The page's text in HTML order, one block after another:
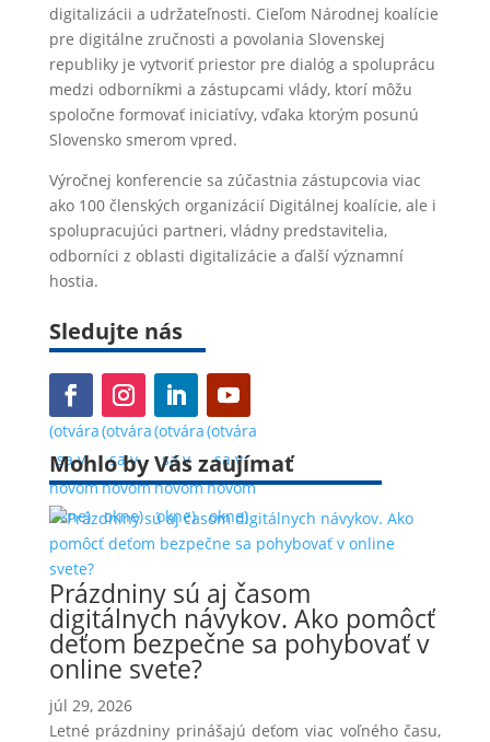
digitalizácii a udržateľnosti. Cieľom Národnej koalície
pre digitálne zručnosti a povolania Slovenskej
republiky je vytvoriť priestor pre dialóg a spoluprácu
medzi odborníkmi a zástupcami vlády, ktorí môžu
spoločne formovať iniciatívy, vďaka ktorým posunú
Slovensko smerom vpred.
Výročnej konferencie sa zúčastnia zástupcovia viac
ako 100 členských organizácií Digitálnej koalície, ale i
spolupracujúci partneri, vládny predstavitelia,
odborníci z oblasti digitalizácie a ďalší významní
hostia.
Sledujte nás
(otvára
sa v
novom
okne)
(otvára
sa v
novom
okne)
(otvára
sa v
novom
okne)
(otvára
sa v
novom
okne)
Mohlo by Vás zaujímať
Prázdniny sú aj časom
digitálnych návykov. Ako pomôcť
deťom bezpečne sa pohybovať v
online svete?
júl 29, 2026
Letné prázdniny prinášajú deťom viac voľného času,